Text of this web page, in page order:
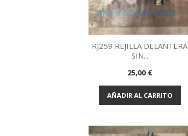
Vista rápida
RJ259 REJILLA DELANTERA
SIN...
Precio
25,00 €
AÑADIR AL CARRITO